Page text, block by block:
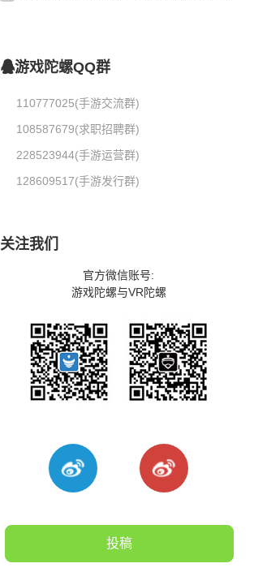
游戏陀螺QQ群
110777025(手游交流群)
108587679(求职招聘群)
228523944(手游运营群)
128609517(手游发行群)
关注我们
官方微信账号:
游戏陀螺与VR陀螺
投稿